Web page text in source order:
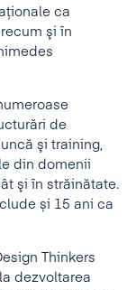
ca
şi în
de
şi training,
din domenii
şi în străinătate.
și 15 ani ca
Thinkers
dezvoltarea